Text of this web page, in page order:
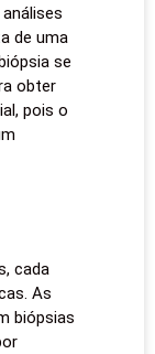
de uma
se
obter
pois o
cada
As
biópsias